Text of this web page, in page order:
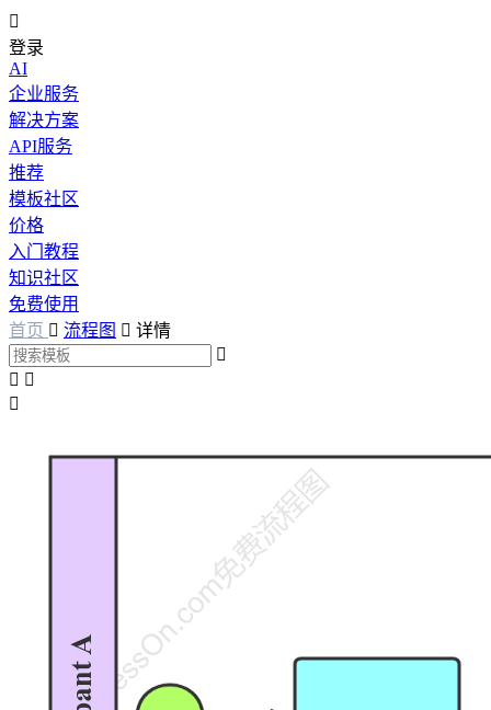

登录
AI
企业服务
解决方案
API服务
推荐
模板社区
价格
入门教程
知识社区
免费使用
首页  流程图  详情

 
